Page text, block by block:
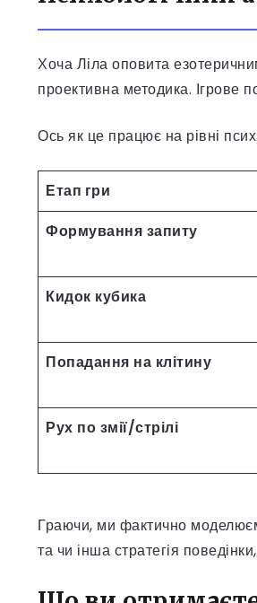
Хоча Ліла оповита
проективна методика. Ігрове
Ось як це працює на рівні
Етап гри
Формування запиту
Кидок кубика
Попадання на клітину
Рух по змії/стрілі
Граючи, ми фактично
та чи інша стратегія